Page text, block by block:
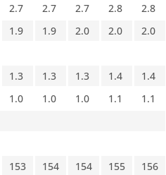
2.7 2.7 2.7 2.8 2.8
1.9 1.9 2.0 2.0 2.0
1.3 1.3 1.3 1.4 1.4
1.0 1.0 1.0 1.1 1.1
153 154 154 155 156